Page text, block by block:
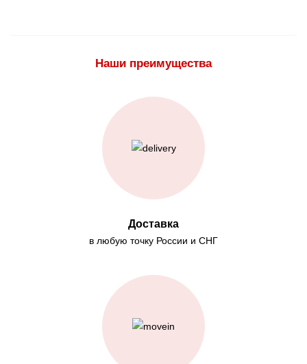
Наши преимущества
Доставка
в любую точку России и СНГ